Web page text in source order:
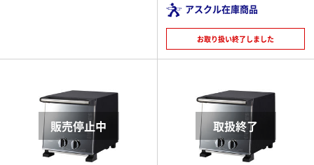
アスクル在庫商品
お取り扱い終了しました